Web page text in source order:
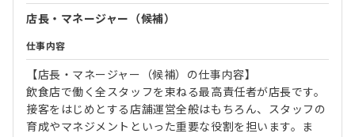
店長・マネージャー（候補）
仕事内容
【店長・マネージャー（候補）の仕事内容】
飲食店で働く全スタッフを束ねる最高責任者が店長です。
接客をはじめとする店舗運営全般はもちろん、スタッフの
育成やマネジメントといった重要な役割を担います。ま